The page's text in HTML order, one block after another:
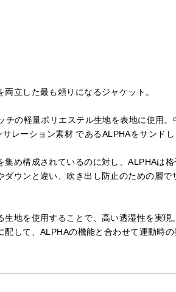
立した最も頼りになるジャケット。⁠
の軽量ポリエステル生地を表地に使用。
レーション素材 であるALPHAをサンドし
め構成されているのに対し、ALPHAは格
ウンと違い、吹き出し防止のための層で
地を使用することで、高い透湿性を実現。
して、ALPHAの機能と合わせて運動時